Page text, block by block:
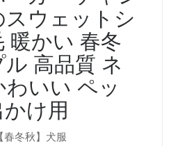
ウェットシ
暖かい 春冬
高品質 ネ
いい ペッ
かけ用
冬秋】犬服